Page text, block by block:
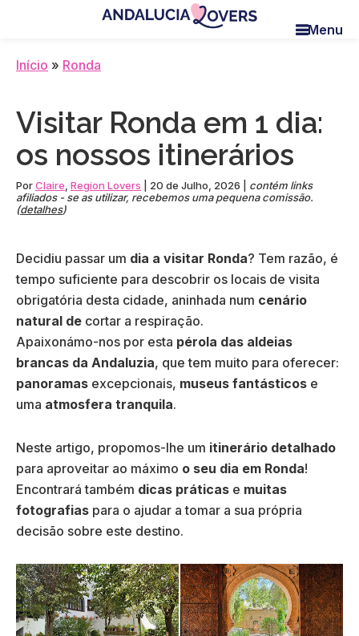
content
sidebar
blog
et
Menu
Início » Ronda
Visitar Ronda em 1 dia:
os nossos itinerários
PorClaire Region Lovers 20 de Julho, 2026
contém links
afiliados - se as utilizar, recebemos uma pequena comissão.
(detalhes)
Decidiu passar um dia a visitar Ronda? Tem razão, é
tempo suficiente para descobrir os locais de visita
obrigatória desta cidade, aninhada num cenário
natural de cortar a respiração.
Apaixonámo-nos por esta pérola das aldeias
brancas da Andaluzia, que tem muito para oferecer:
panoramas excepcionais, museus fantásticos e
uma atmosfera tranquila.
Neste artigo, propomos-lhe um itinerário detalhado
para aproveitar ao máximo o seu dia em Ronda!
Encontrará também dicas práticas e muitas
fotografias para o ajudar a tomar a sua própria
decisão sobre este destino.